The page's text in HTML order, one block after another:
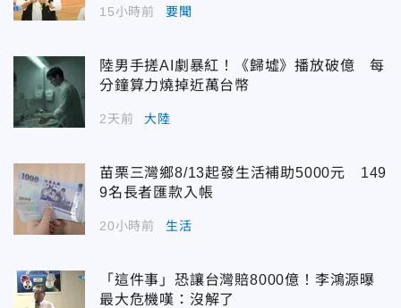
15小時前 要聞
陸男手搓AI劇暴紅！《歸墟》播放破億 每
分鐘算力燒掉近萬台幣
2天前 大陸
苗栗三灣鄉8/13起發生活補助5000元 149
9名長者匯款入帳
20小時前 生活
「這件事」恐讓台灣賠8000億！李鴻源曝
最大危機嘆：沒解了